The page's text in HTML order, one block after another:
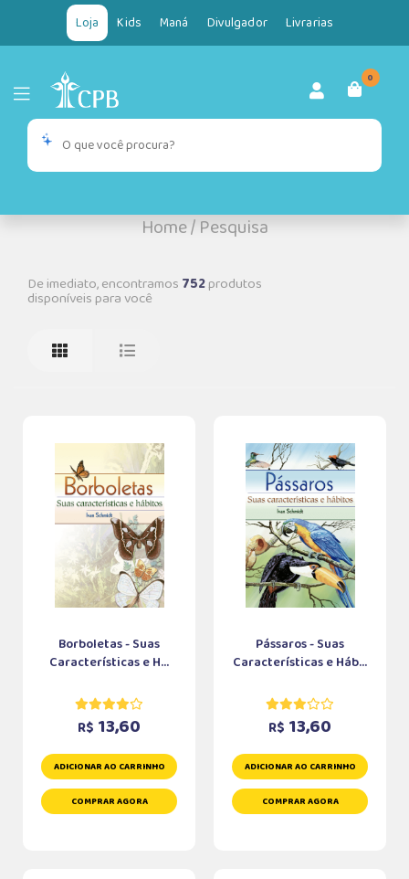
Loja Kids Maná Divulgador Livrarias
0
Home/Pesquisa
De imediato, encontramos 752produtos
disponíveis para você
Borboletas - Suas
Características e H...
R$ 13,60
ADICIONAR AO CARRINHO
COMPRAR AGORA
Pássaros - Suas
Características e Háb...
R$ 13,60
ADICIONAR AO CARRINHO
COMPRAR AGORA